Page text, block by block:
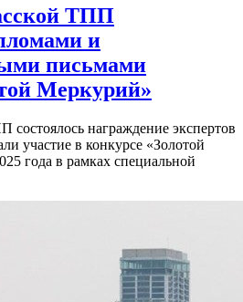
ТПП
и
письмами
Меркурий»
состоялось награждение экспертов
участие в конкурсе «Золотой
года в рамках специальной